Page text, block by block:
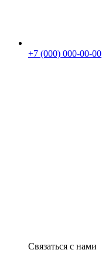
+7 (000) 000-00-00
Связаться с нами